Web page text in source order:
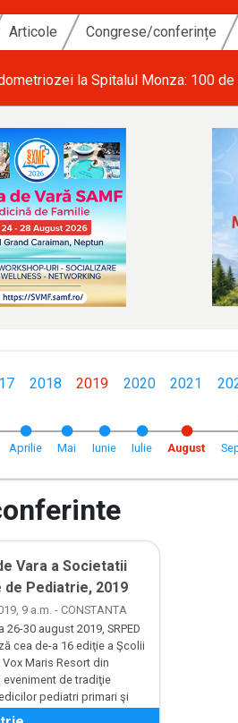
Articole Congrese/conferințe
deficitului de personal din
2018 2019 2020 2021
Aprilie Mai Iunie Iulie August
Vara a Societatii
de Pediatrie, 2019
9 a.m. - CONSTANTA
26-30 august 2019, SRPED
cea de-a 16 ediţie a Şcolii
Vox Maris Resort din
eveniment de tradiţie
pediatri primari şi